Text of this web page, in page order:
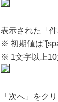
表示された「
※ 初期値は
※ 1文字以上10
「次へ」をク